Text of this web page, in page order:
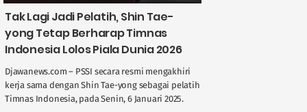
Tak Lagi Jadi Pelatih, Shin Tae-
yong Tetap Berharap Timnas
Indonesia Lolos Piala Dunia 2026
Djawanews.com – PSSI secara resmi mengakhiri
kerja sama dengan Shin Tae-yong sebagai pelatih
Timnas Indonesia, pada Senin, 6 Januari 2025.